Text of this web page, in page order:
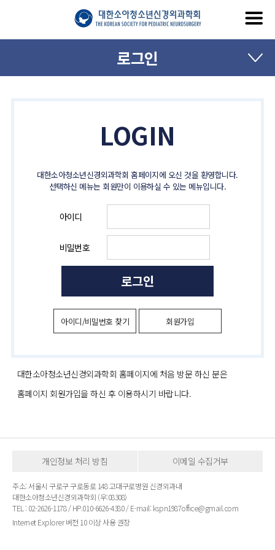
로그인
LOGIN
대한소아청소년신경외과학회 홈페이지에 오신 것을 환영합니다.
선택하신 메뉴는 회원만이 이용하실 수 있는 메뉴입니다.
아이디
비밀번호
로그인
아이디/비밀번호 찾기 회원가입
대한소아청소년신경외과학회 홈페이지에 처음 방문 하신 분은
홈페이지 회원가입을 하신 후 이용하시기 바랍니다.
개인정보 처리 방침 이메일 수집거부
주소: 서울시 구로구 구로동로 148 고대구로병원 신경외과내
대한소아청소년신경외과학회 (우:08308)
TEL : 02-2626-1178 / HP.010-6626-4380 / E-mail: kspn1987office@gmail.com
Internet Explorer 버전 10 이상 사용 권장